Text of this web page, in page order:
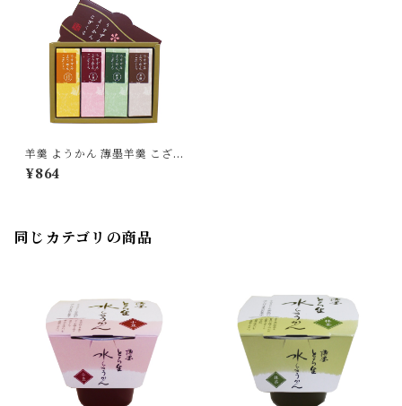
羊羹 ようかん 薄墨羊羹 こざく
ら 4個入 ひとくち 一口 ミニ
和菓子 デザート 贈り物 プレゼ
¥864
同じカテゴリの商品